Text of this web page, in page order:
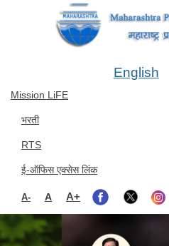
Mission LiFE
भरती
RTS
ई-ऑफिस एक्सेस लिंक
A- A A+
English